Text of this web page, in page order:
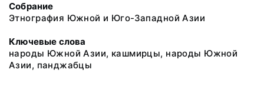
Собрание
Этнография Южной и Юго-Западной Азии
Ключевые слова
народы Южной Азии, кашмирцы, народы Южной
Азии, панджабцы